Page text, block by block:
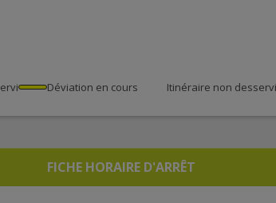
Déviation en cours Itinéraire non desservi
FICHE HORAIRE D'ARRÊT